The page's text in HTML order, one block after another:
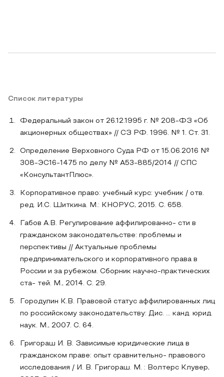
Список литературы
Федеральный закон от 26.12.1995 г. № 208-ФЗ «Об
акционерных обществах» // СЗ РФ. 1996. № 1. Ст. 31.
Определение Верховного Суда РФ от 15.06.2016 №
308-ЭС16-1475 по делу № А53-885/2014 // СПС
«КонсультантПлюс».
Корпоративное право: учебный курс: учебник / отв.
ред. И.С. Шиткина. М.: КНОРУС, 2015. С. 658.
Габов А.В. Регулирование аффилированно- сти в
гражданском законодательстве: проблемы и
перспективы // Актуальные проблемы
предпринимательского и корпоративного права в
России и за рубежом. Сборник научно-практических
ста- тей. М., 2014. С. 29.
Городулин К.В. Правовой статус аффилированных лиц
по российскому законодательству: Дис. ... канд. юрид.
наук. М., 2007. С. 64.
Григораш И. В. Зависимые юридические лица в
гражданском праве: опыт сравнительно- правового
исследования / И. В. Григораш. М. : Волтерс Клувер,